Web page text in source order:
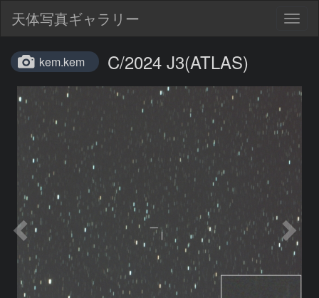
天体写真ギャラリー
kem.kem C/2024 J3(ATLAS)